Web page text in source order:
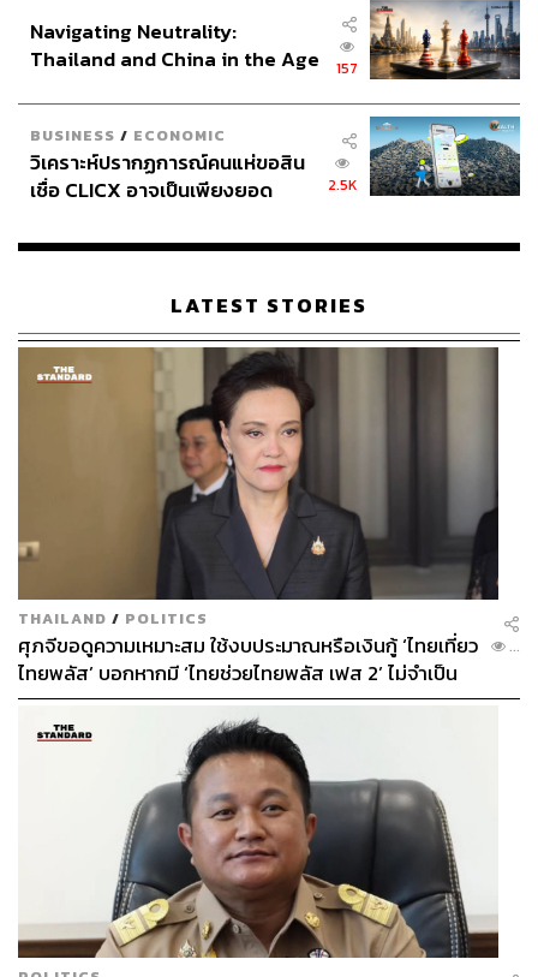
Navigating Neutrality:
Thailand and China in the Age
157
BUSINESS / ECONOMIC
วิเคราะห์ปรากฏการณ์คนแห่ขอสิน
เชื่อ CLICX อาจเป็นเพียงยอด
เรือนไทยที่ถูกซุกไว้
2.5K
LATEST STORIES
THAILAND / POLITICS
ศุภจีขอดูความเหมาะสม ใช้งบประมาณหรือเงินกู้ ‘ไทยเที่ยว
ไทยพลัส’ บอกหากมี ‘ไทยช่วยไทยพลัส เฟส 2’ ไม่จำเป็น
ต้องออกพร้อมกัน
...